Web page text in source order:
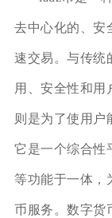
去中心化的、安
速交易。与传统
用、安全性和用
则是为了使用户
它是一个综合性
等功能于一体，
币服务。数字货